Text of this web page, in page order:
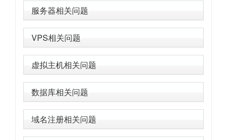
服务器相关问题
VPS相关问题
虚拟主机相关问题
数据库相关问题
域名注册相关问题